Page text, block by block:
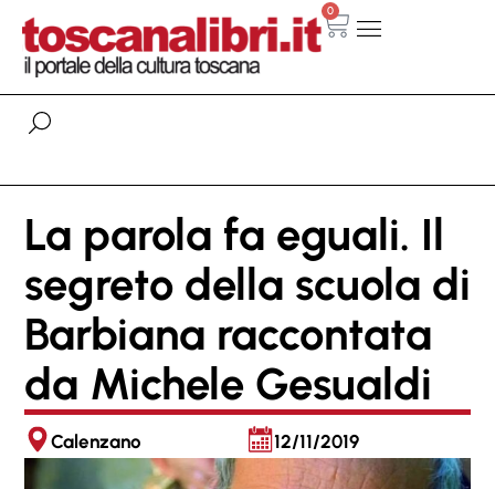
0
La parola fa eguali. Il
segreto della scuola di
Barbiana raccontata
da Michele Gesualdi
Calenzano 12/11/2019